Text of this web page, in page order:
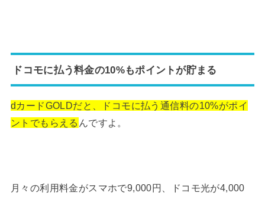
ドコモに払う料金の10%もポイントが貯まる
dカードGOLDだと、ドコモに払う通信料の10%がポイ
ントでもらえる んですよ。
月々の利用料金がスマホで9,000円、ドコモ光が4,000